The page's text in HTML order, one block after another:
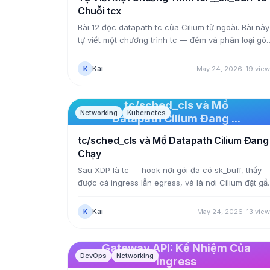
Chuỗi tcx
Bài 12 đọc datapath tc của Cilium từ ngoài. Bài này
tự viết một chương trình tc — đếm và phân loại gói
ra. Điểm khác cốt lõi với XDP: tc thấy sk_buff với
metadata đã điền sẵn (skb->protocol, skb->len),
interface thật, chạy ra số đếm đúng, rồi gặp một bài
học thật: cùng chương trình đó gắn sau Cilium trên
card mạng lại không chạy lần nào, vì cách chuỗi
tcx kết thúc.
K Kai May 24, 2026· 19
tc/sched_cls và Mổ
Datapath Cilium Đang ...
Networking Kubernetes
tc/sched_cls và Mổ Datapath Cilium Đang
Chạy
Sau XDP là tc — hook nơi gói đã có sk_buff, thấy
được cả ingress lẫn egress, và là nơi Cilium đặt
mẫu cho có; nó mổ thẳng 74 chương trình
sched_cls đang chạy thật trên một node của cụm:
nhau qua tail call thế nào, và tra những BPF map
nào để cân bằng tải một Service hay áp
K Kai May 24, 2026· 13
Gateway API: Kế Nhiệm Của
Ingress
DevOps Networking